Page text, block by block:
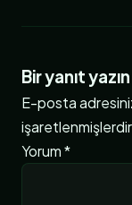
Bir yanıt yazın
E-posta
işaretlenmişlerdir
Yorum*